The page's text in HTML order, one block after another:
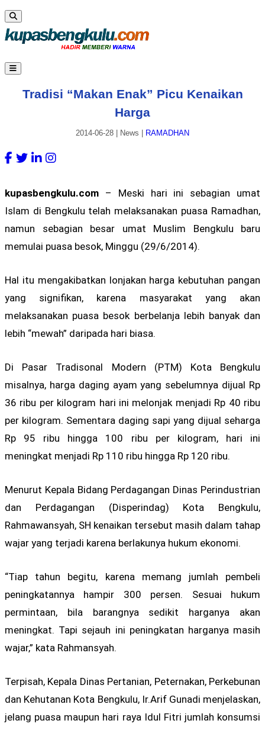
Tradisi “Makan Enak” Picu Kenaikan
Harga
2014-06-28 News RAMADHAN
kupasbengkulu.com – Meski hari ini sebagian umat
Islam di Bengkulu telah melaksanakan puasa Ramadhan,
namun sebagian besar umat Muslim Bengkulu baru
memulai puasa besok, Minggu (29/6/2014).
Hal itu mengakibatkan lonjakan harga kebutuhan pangan
yang signifikan, karena masyarakat yang akan
melaksanakan puasa besok berbelanja lebih banyak dan
lebih “mewah” daripada hari biasa.
Di Pasar Tradisonal Modern (PTM) Kota Bengkulu
misalnya, harga daging ayam yang sebelumnya dijual Rp
36 ribu per kilogram hari ini melonjak menjadi Rp 40 ribu
per kilogram. Sementara daging sapi yang dijual seharga
Rp 95 ribu hingga 100 ribu per kilogram, hari ini
meningkat menjadi Rp 110 ribu hingga Rp 120 ribu.
Menurut Kepala Bidang Perdagangan Dinas Perindustrian
dan Perdagangan (Disperindag) Kota Bengkulu,
Rahmawansyah, SH kenaikan tersebut masih dalam tahap
wajar yang terjadi karena berlakunya hukum ekonomi.
“Tiap tahun begitu, karena memang jumlah pembeli
peningkatannya hampir 300 persen. Sesuai hukum
permintaan, bila barangnya sedikit harganya akan
meningkat. Tapi sejauh ini peningkatan harganya masih
wajar,” kata Rahmansyah.
Terpisah, Kepala Dinas Pertanian, Peternakan, Perkebunan
dan Kehutanan Kota Bengkulu, Ir.Arif Gunadi menjelaskan,
jelang puasa maupun hari raya Idul Fitri jumlah konsumsi